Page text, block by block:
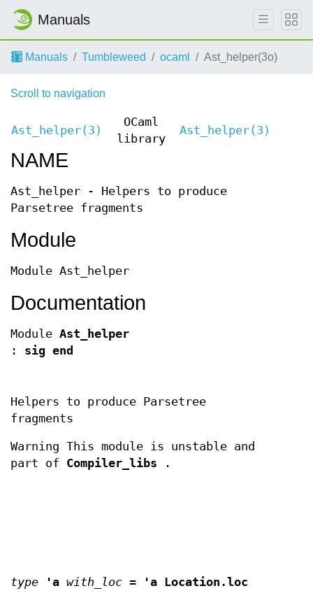
Manuals
Manuals Tumbleweed ocaml Ast_helper(3o)
Scroll to navigation
Ast_helper(3)
OCaml
library
Ast_helper(3)
NAME
Ast_helper - Helpers to produce
Parsetree fragments
Module
Module Ast_helper
Documentation
Module Ast_helper
: sig end
Helpers to produce Parsetree
fragments
Warning This module is unstable and
part of Compiler_libs .
type 'a with_loc = 'a Location.loc